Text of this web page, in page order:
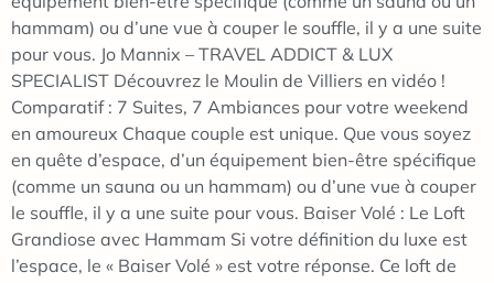
hammam) ou d’une vue à couper le souffle, il y a une suite
pour vous. Jo Mannix – TRAVEL ADDICT & LUX
SPECIALIST Découvrez le Moulin de Villiers en vidéo !
Comparatif : 7 Suites, 7 Ambiances pour votre weekend
en amoureux Chaque couple est unique. Que vous soyez
en quête d’espace, d’un équipement bien-être spécifique
(comme un sauna ou un hammam) ou d’une vue à couper
le souffle, il y a une suite pour vous. Baiser Volé : Le Loft
Grandiose avec Hammam Si votre définition du luxe est
l’espace, le « Baiser Volé » est votre réponse. Ce loft de